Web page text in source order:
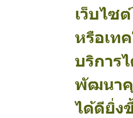
เว็บไซ
หรือเท
บริการ
พัฒนาคุ
ได้ดียิ่ง